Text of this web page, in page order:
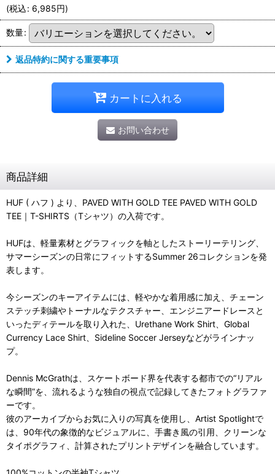
(税込: 6,985円)
数量:
返品特約に関する重要事項
カートに入れる
お問い合わせ
商品詳細
HUF ( ハフ ) より、PAVED WITH GOLD TEE PAVED WITH GOLD
TEE｜T-SHIRTS（Tシャツ）の入荷です。
HUFは、軽量素材とグラフィックを軸としたストーリーテリング、
サマーシーズンの日常にフィットするSummer 26コレクションを発
表します。
今シーズンのキーアイテムには、軽やかな着用感に加え、チェーン
ステッチ刺繍やトーナルなテクスチャー、エンジニアードレースと
いったディテールを取り入れた、Urethane Work Shirt、Global
Currency Lace Shirt、Sideline Soccer Jerseyなどがラインナッ
プ。
Dennis McGrathは、スケートボード界を代表する都市での“リアル
な瞬間”を、流れるような独自の視点で記録してきたフォトグラファ
ーです。
彼のアーカイブからお気に入りの写真を使用し、Artist Spotlightで
は、90年代の象徴的なビジュアルに、手書き風の引用、クリーンな
タイポグラフィ、計算されたプリントデザインを融合しています。